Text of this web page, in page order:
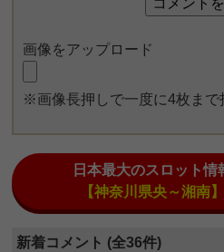
画像をアップロード
※画像長押しで一度に4枚まで
日本最大のスロット情
【神奈川県央～湘南
新着コメント (全36件)